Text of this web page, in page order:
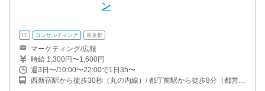
ン
IT コンサルティング 東京都
マーケティング/広報
時給 1,300円〜1,600円
週3日〜/10:00〜22:00で1日3h〜
西新宿駅から徒歩30秒（丸の内線）/ 都庁前駅から徒歩8分（都営大